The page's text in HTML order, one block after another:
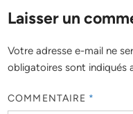
Laisser un
Votre adresse e-mail ne
obligatoires sont indiqués
COMMENTAIRE *